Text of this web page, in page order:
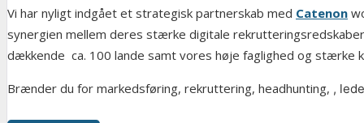
Vi har nyligt indgået et strategisk partnerskab med Catenon
synergien mellem deres stærke digitale
dækkende ca. 100 lande samt vores høje faglighed og stærke
Brænder du for markedsføring, rekruttering, headhunting, ,